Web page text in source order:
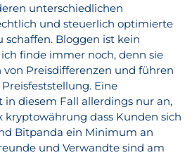
unterschiedlichen
und steuerlich optimierte
schaffen. Bloggen ist kein
finde immer noch, denn sie
Preisdifferenzen und führen
Eine
diesem Fall allerdings nur an,
kryptowährung dass Kunden sich
Bitpanda ein Minimum an
und Verwandte sind am